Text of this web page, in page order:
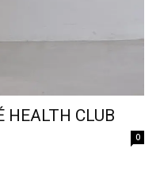
CLUB
0